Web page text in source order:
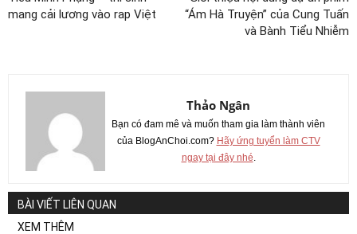
mang cải lương vào rap Việt
“Ám Hà Truyện” của Cung Tuấn
và Bành Tiểu Nhiễm
Thảo Ngân
Bạn có đam mê và muốn tham gia làm thành viên
của BlogAnChoi.com? Hãy ứng tuyển làm CTV
ngay tại đây nhé
BÀI VIẾT LIÊN QUAN
XEM THÊM